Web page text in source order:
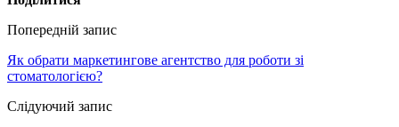
Попередній запис
Як обрати маркетингове агентство для роботи зі
стоматологією?
Слідуючий запис